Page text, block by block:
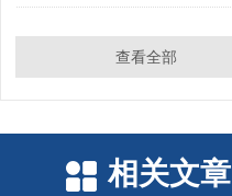
查看全部
相关文章